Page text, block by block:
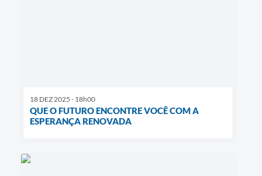
18 DEZ 2025 - 18h00
QUE O FUTURO ENCONTRE VOCÊ COM A
ESPERANÇA RENOVADA